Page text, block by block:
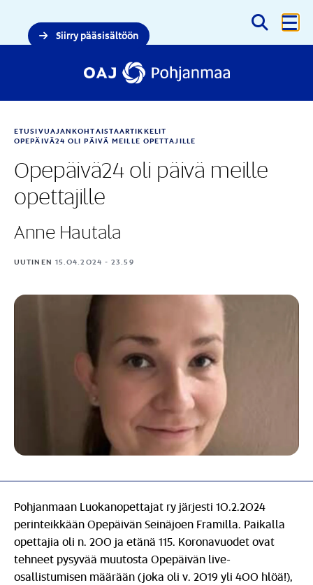
Siirry pääsisältöön
Haku
ETUSIVUAJANKOHTAISTAARTIKKELIT
OPEPÄIVÄ24 OLI PÄIVÄ MEILLE OPETTAJILLE
Opepäivä24 oli päivä meille
opettajille
Anne Hautala
UUTINEN 15.04.2024 - 23.59
Pohjanmaan Luokanopettajat ry järjesti 10.2.2024
perinteikkään Opepäivän Seinäjoen Framilla. Paikalla
opettajia oli n. 200 ja etänä 115. Koronavuodet ovat
tehneet pysyvää muutosta Opepäivän live-
osallistumisen määrään (joka oli v. 2019 yli 400 hlöä!),